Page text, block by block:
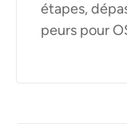
étapes,
peurs pour